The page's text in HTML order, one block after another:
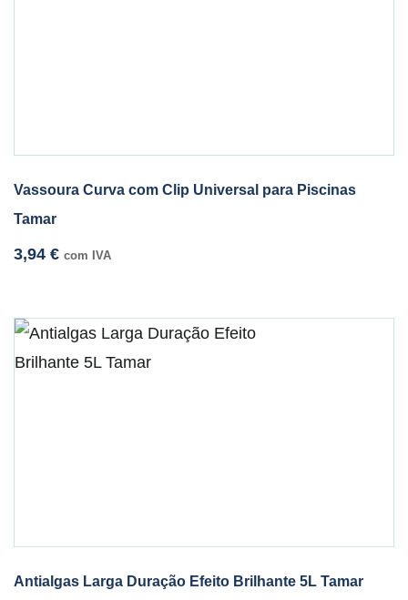
Vassoura Curva com Clip Universal para Piscinas
Tamar
3,94 € com IVA
Antialgas Larga Duração Efeito Brilhante 5L Tamar